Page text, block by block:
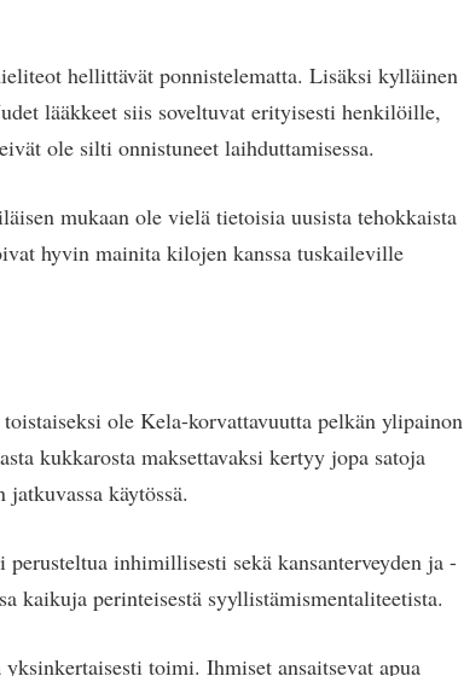
hellittävät ponnistelematta. Lisäksi kylläinen
lääkkeet siis soveltuvat erityisesti henkilöille,
ole silti onnistuneet laihduttamisessa.
mukaan ole vielä tietoisia uusista tehokkaista
hyvin mainita kilojen kanssa tuskaileville
ole Kela-korvattavuutta pelkän ylipainon
kukkarosta maksettavaksi kertyy jopa satoja
käytössä.
inhimillisesti sekä kansanterveyden ja -
kaikuja perinteisestä syyllistämismentaliteetista.
toimi. Ihmiset ansaitsevat apua